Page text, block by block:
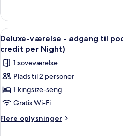
Resort
credit
per
Night)
værelse
(THB
2,000
Net
credit
per
Indlæs
alle
billeder
af
Deluxe-
værelse
-
adgang
5
Deluxe-værelse - adgang til
credit per Night)
1 soveværelse
Plads til 2 personer
1 kingsize-seng
Gratis Wi-Fi
Flere oplysninger
Flere